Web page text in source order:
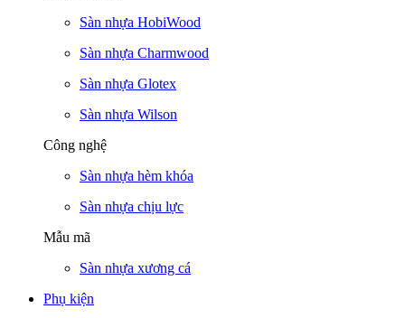
Sàn nhựa HobiWood
Sàn nhựa Charmwood
Sàn nhựa Glotex
Sàn nhựa Wilson
Công nghệ
Sàn nhựa hèm khóa
Sàn nhựa chịu lực
Mẫu mã
Sàn nhựa xương cá
Phụ kiện